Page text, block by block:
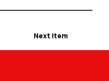
Next Item